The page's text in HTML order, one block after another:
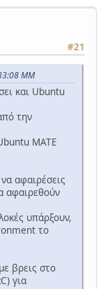
#21
ΜΜ
και Ubuntu
την
MATE
αφαιρέσεις
αφαιρεθούν
υπάρξουν,
το
βρεις στο
για